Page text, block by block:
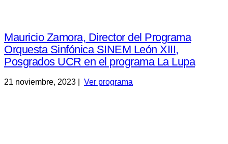
Mauricio Zamora, Director del Programa
Orquesta Sinfónica SINEM León XIII,
Posgrados UCR en el programa La Lupa
21 noviembre, 2023 | Ver programa